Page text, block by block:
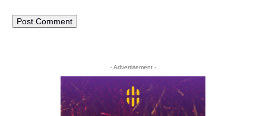
- Advertisement -